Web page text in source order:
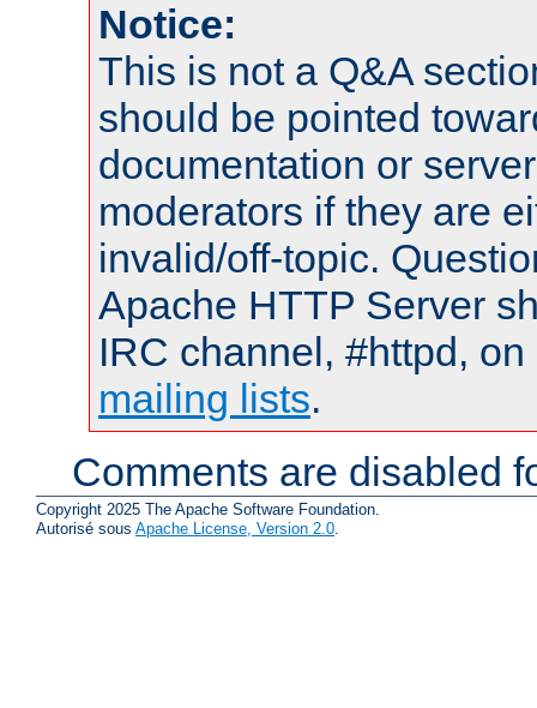
Notice:
This is not a Q&A
should be pointed
documentation or
moderators if they are
invalid/off-topic.
Apache HTTP Server
IRC channel, #httpd,
mailing lists.
Comments are disabled
Copyright 2025 The Apache Software Foundation.
Autorisé sous Apache License, Version 2.0.